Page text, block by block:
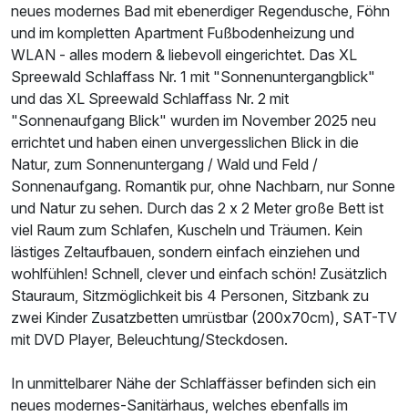
Ausstattung
Für 6 Tage p.P. ab429,00 €
neues modernes Bad mit ebenerdiger Regendusche, Föhn
und im kompletten Apartment Fußbodenheizung und
WLAN - alles modern & liebevoll eingerichtet. Das XL
Spreewald Schlaffass Nr. 1 mit "Sonnenuntergangblick"
und das XL Spreewald Schlaffass Nr. 2 mit
"Sonnenaufgang Blick" wurden im November 2025 neu
errichtet und haben einen unvergesslichen Blick in die
Natur, zum Sonnenuntergang / Wald und Feld /
Sonnenaufgang. Romantik pur, ohne Nachbarn, nur Sonne
und Natur zu sehen. Durch das 2 x 2 Meter große Bett ist
viel Raum zum Schlafen, Kuscheln und Träumen. Kein
lästiges Zeltaufbauen, sondern einfach einziehen und
wohlfühlen! Schnell, clever und einfach schön! Zusätzlich
Stauraum, Sitzmöglichkeit bis 4 Personen, Sitzbank zu
zwei Kinder Zusatzbetten umrüstbar (200x70cm), SAT-TV
mit DVD Player, Beleuchtung/Steckdosen.
In unmittelbarer Nähe der Schlaffässer befinden sich ein
neues modernes-Sanitärhaus, welches ebenfalls im